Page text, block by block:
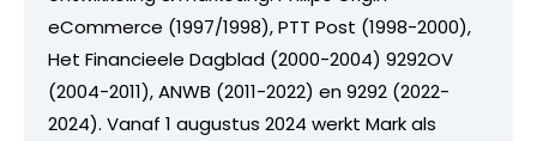
eCommerce (1997/1998), PTT Post (1998-2000),
Het Financieele Dagblad (2000-2004) 9292OV
(2004-2011), ANWB (2011-2022) en 9292 (2022-
2024). Vanaf 1 augustus 2024 werkt Mark als